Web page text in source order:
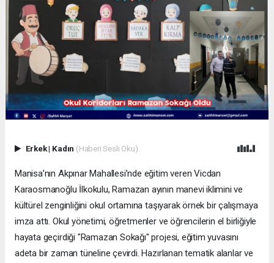
Erkek| Kadın (Haberi Sesli Oku)
Manisa’nın Akpınar Mahallesi’nde eğitim veren Vicdan
Karaosmanoğlu İlkokulu, Ramazan ayının manevi iklimini ve
kültürel zenginliğini okul ortamına taşıyarak örnek bir çalışmaya
imza attı. Okul yönetimi, öğretmenler ve öğrencilerin el birliğiyle
hayata geçirdiği "Ramazan Sokağı" projesi, eğitim yuvasını
adeta bir zaman tüneline çevirdi. Hazırlanan tematik alanlar ve